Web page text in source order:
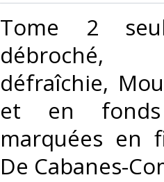
‎Tome 2
débroché,
défraîchie,
et en
marquées en
De Cabanes-